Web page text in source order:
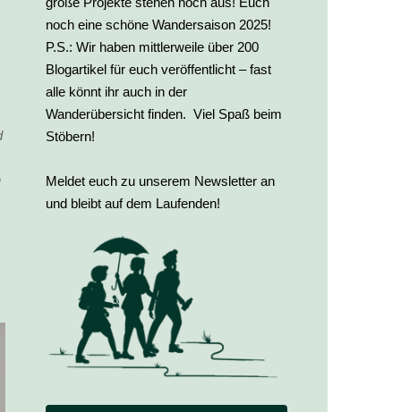
noch eine schöne Wandersaison 2025!
P.S.: Wir haben mittlerweile über 200
Blogartikel für euch veröffentlicht – fast
alle könnt ihr auch in der
Wanderübersicht finden. Viel Spaß beim
Stöbern!
Meldet euch zu unserem Newsletter an
und bleibt auf dem Laufenden!